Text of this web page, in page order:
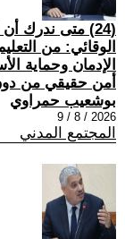
(24) متى ندرك
الوقائي: من
الإدمان وحماية
أمن حقيقي من
بوشعيب حمراوي
2026 / 8 / 9
المجتمع المدني